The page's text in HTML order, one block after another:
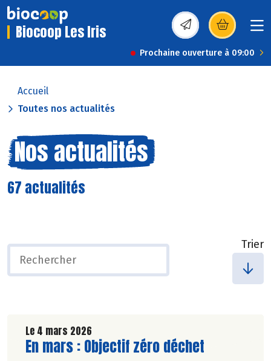
Biocoop Les Iris (s’ouvre dans une
Prochaine ouverture à 09:00
Accueil
Toutes nos actualités
Nos actualités
67 actualités
Trier
Le 4 mars 2026
Lire la suite de l'article
En mars : Objectif zéro déchet